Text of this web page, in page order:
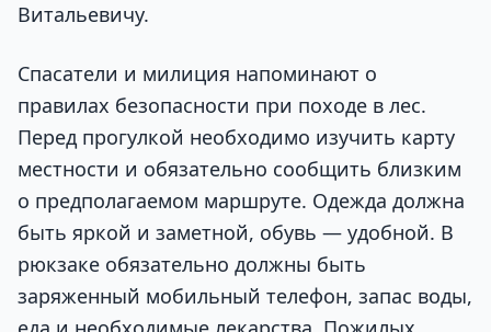
Витальевичу.
Спасатели и милиция напоминают о
правилах безопасности при походе в лес.
Перед прогулкой необходимо изучить карту
местности и обязательно сообщить близким
о предполагаемом маршруте. Одежда должна
быть яркой и заметной, обувь — удобной. В
рюкзаке обязательно должны быть
заряженный мобильный телефон, запас воды,